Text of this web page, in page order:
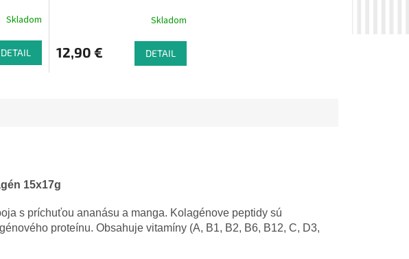
Skladom
DETAIL
Skladom
12,90 € DETAIL
15x17g
s príchuťou ananásu a manga. Kolagénove peptidy sú
proteínu. Obsahuje vitamíny (A, B1, B2, B6, B12, C, D3,